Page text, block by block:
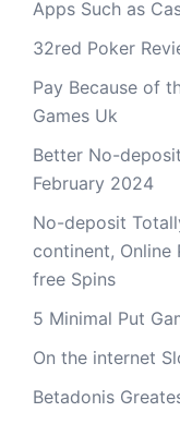
Apps Such as
32red Poker
Pay Because of
Games Uk
Better No-
February 2024
No-deposit
continent, Online
free Spins
5 Minimal Put
On the internet
Betadonis